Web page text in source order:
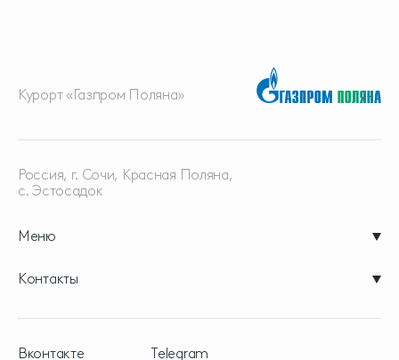
Курорт «Газпром Поляна»
Меню
Россия, г. Сочи, Красная Поляна,
с. Эстосадок
Контакты
Вконтакте Telegram